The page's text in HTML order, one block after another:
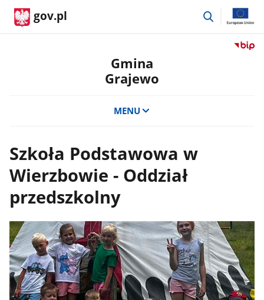
gov.pl
przejdź
Przejdź
Gmina
Grajewo
MENU
Szkoła Podstawowa w
Wierzbowie - Oddział
przedszkolny